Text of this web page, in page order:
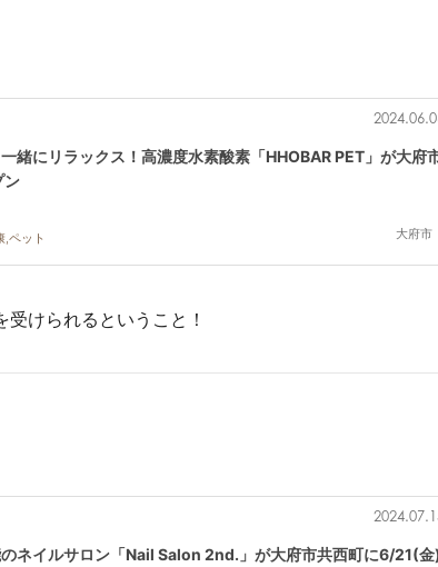
大府市
一緒にリラックス！高濃度水素酸素「HHOBAR PET」が大府
ン
,ペット
けられるということ！
のネイルサロン「Nail Salon 2nd.」が大府市共西町に6/21(金